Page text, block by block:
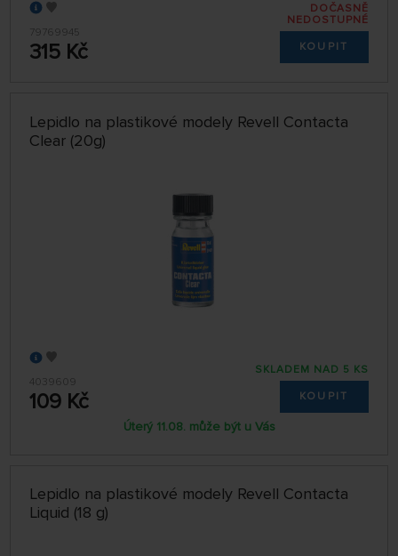
79769945
315 Kč
DOČASNĚ
NEDOSTUPNÉ
KOUPIT
Lepidlo na plastikové modely Revell Contacta
Clear (20g)
4039609
109 Kč
SKLADEM NAD 5 KS
KOUPIT
Úterý 11.08. může být u Vás
Lepidlo na plastikové modely Revell Contacta
Liquid (18 g)